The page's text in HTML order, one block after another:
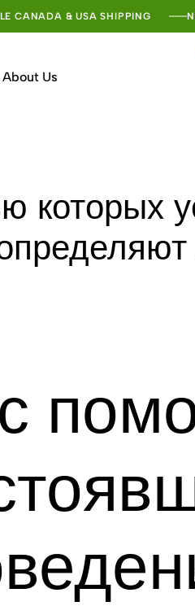
CANADA & USA SHIPPING
About Us
которых